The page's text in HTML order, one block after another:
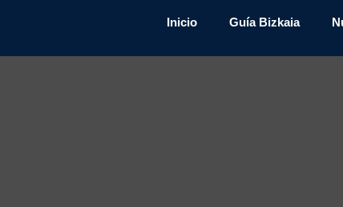
Inicio Guía Bizkaia